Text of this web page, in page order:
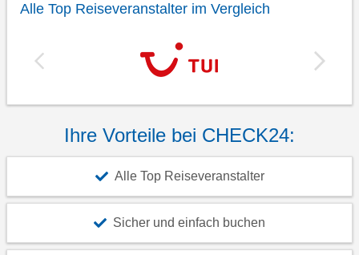
Alle Top Reiseveranstalter im Vergleich
Ihre Vorteile bei CHECK24:
Alle Top Reiseveranstalter
Sicher und einfach buchen